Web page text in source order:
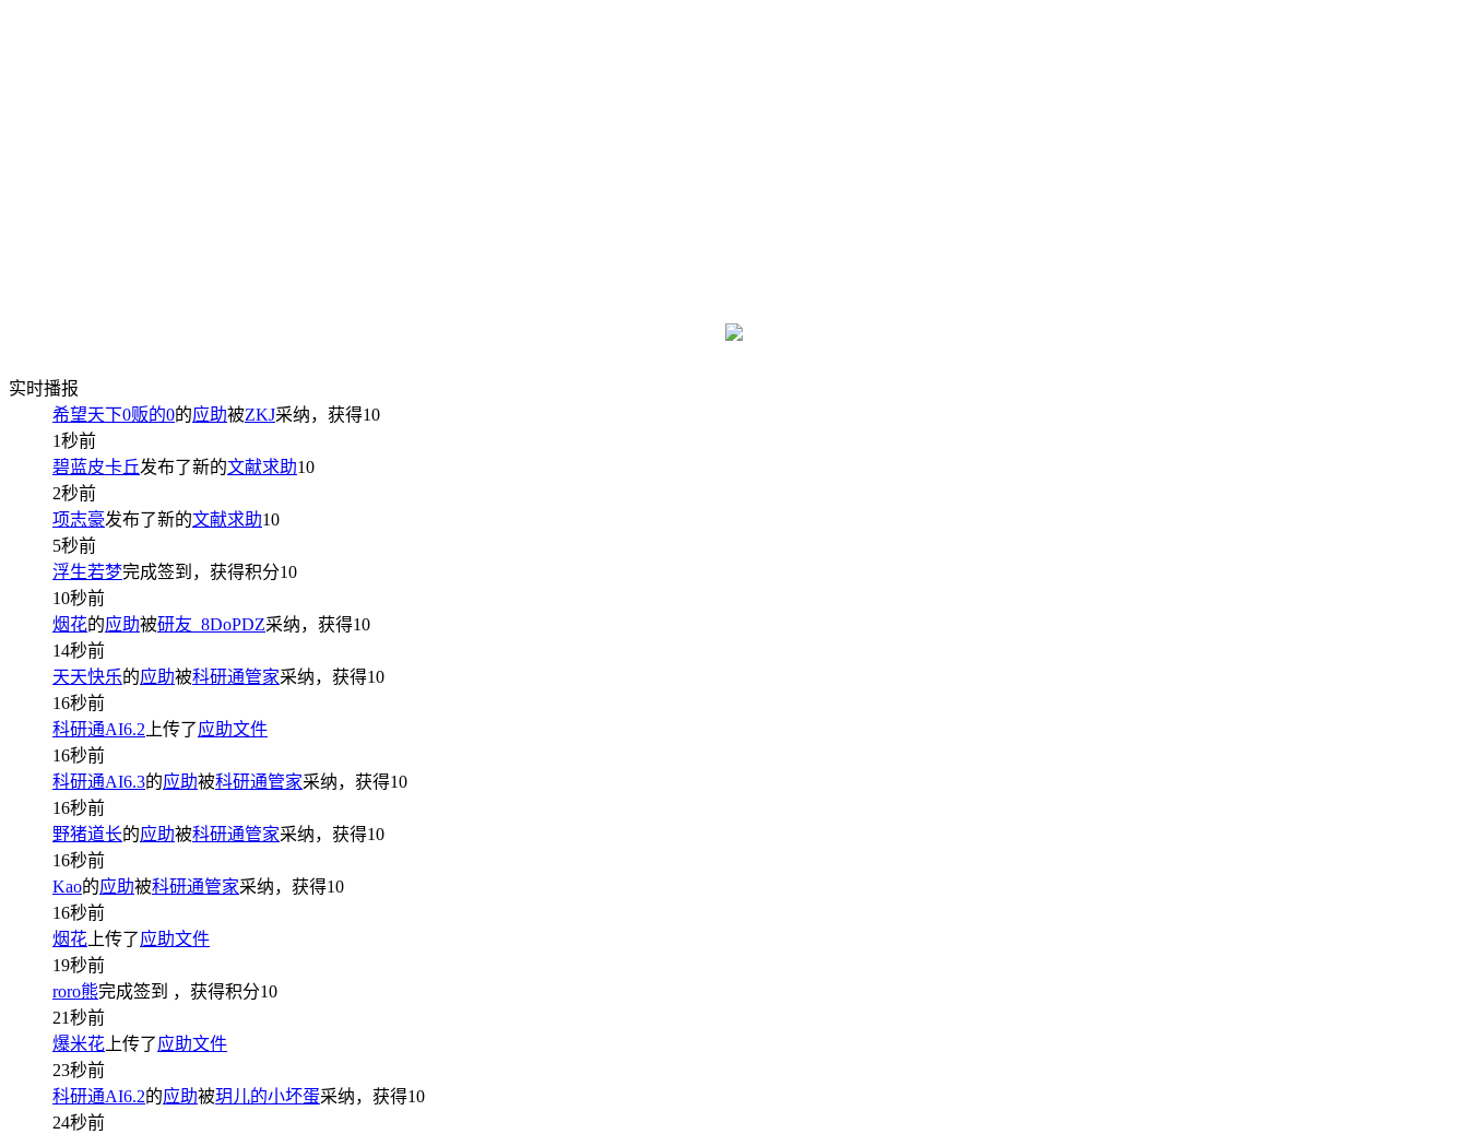
实时播报
希望天下0贩的0的应助被ZKJ采纳，获得10
1秒前
碧蓝皮卡丘发布了新的文献求助10
2秒前
项志豪发布了新的文献求助10
5秒前
浮生若梦完成签到，获得积分10
10秒前
烟花的应助被研友_8DoPDZ采纳，获得10
14秒前
天天快乐的应助被科研通管家采纳，获得10
16秒前
科研通AI6.2上传了 应助文件
16秒前
科研通AI6.3的应助被科研通管家采纳，获得10
16秒前
野猪道长的应助被科研通管家采纳，获得10
16秒前
Kao的应助被科研通管家采纳，获得10
16秒前
烟花上传了 应助文件
19秒前
roro熊完成签到 ，获得积分10
21秒前
爆米花上传了 应助文件
23秒前
科研通AI6.2的应助被玥儿的小坏蛋采纳，获得10
24秒前